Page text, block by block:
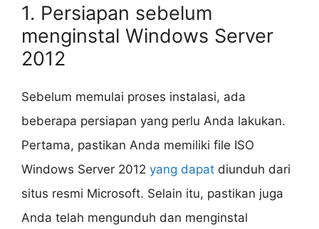
1. Persiapan sebelum
menginstal Windows Server
2012
Sebelum memulai proses instalasi, ada
beberapa persiapan yang perlu Anda lakukan.
Pertama, pastikan Anda memiliki file ISO
Windows Server 2012 yang dapat diunduh dari
situs resmi Microsoft. Selain itu, pastikan juga
Anda telah mengunduh dan menginstal